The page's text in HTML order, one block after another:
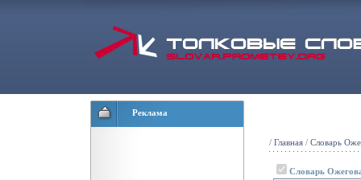
Реклама
/ Главная / Словарь
Словарь